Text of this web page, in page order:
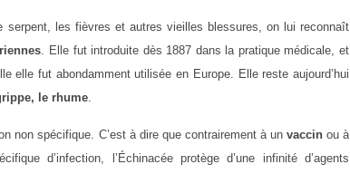
serpent, les fièvres et autres vieilles blessures, on lui reconnaît
. Elle fut introduite dès 1887 dans la pratique médicale, et
elle fut abondamment utilisée en Europe. Elle reste aujourd’hui
le rhume.
non spécifique. C’est à dire que contrairement à un vaccinou à
d’infection, l’Échinacée protège d’une infinité d’agents